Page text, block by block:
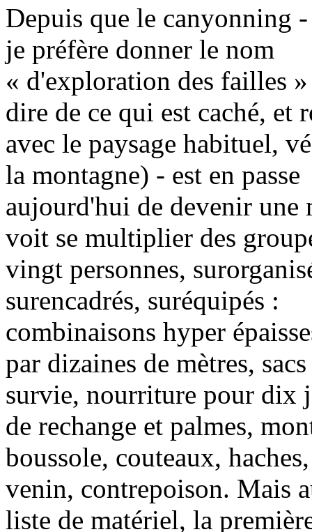
Depuis que le canyonning
je préfère donner le nom
« d'exploration des failles
dire de ce qui est caché, et
avec le paysage habituel,
la montagne) - est en passe
aujourd'hui de devenir une
voit se multiplier des
vingt personnes,
surencadrés, suréquipés :
combinaisons hyper
par dizaines de mètres,
survie, nourriture pour dix
de rechange et palmes,
boussole, couteaux,
venin, contrepoison. Mais
liste de matériel, la